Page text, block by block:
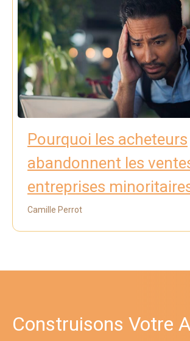
Pourquoi les acheteurs
abandonnent les
entreprises
Camille Perrot
Construisons Votre